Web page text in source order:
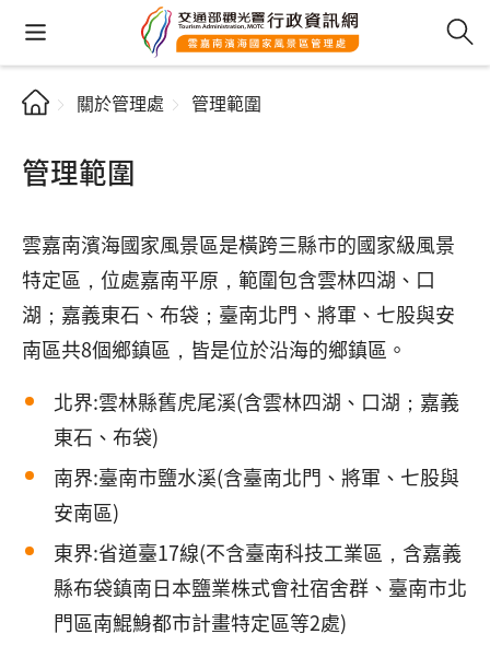
關於管理處 管理範圍
管理範圍
雲嘉南濱海國家風景區是橫跨三縣市的國家級風景
特定區，位處嘉南平原，範圍包含雲林四湖、口
湖；嘉義東石、布袋；臺南北門、將軍、七股與安
南區共8個鄉鎮區，皆是位於沿海的鄉鎮區。
北界:雲林縣舊虎尾溪(含雲林四湖、口湖；嘉義
東石、布袋)
南界:臺南市鹽水溪(含臺南北門、將軍、七股與
安南區)
東界:省道臺17線(不含臺南科技工業區，含嘉義
縣布袋鎮南日本鹽業株式會社宿舍群、臺南市北
門區南鯤鯓都市計畫特定區等2處)